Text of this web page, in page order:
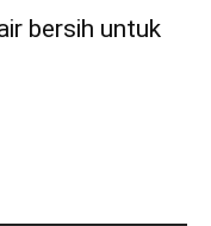
bersih untuk